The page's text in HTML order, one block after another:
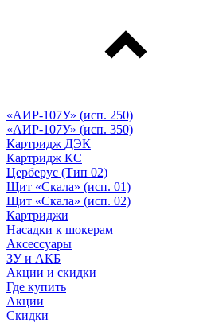
«АИР-107У» (исп. 250)
«АИР-107У» (исп. 350)
Картридж ДЭК
Картридж КС
Церберус (Тип 02)
Щит «Скала» (исп. 01)
Щит «Скала» (исп. 02)
Картриджи
Насадки к шокерам
Аксессуары
ЗУ и АКБ
Акции и скидки
Где купить
Акции
Скидки